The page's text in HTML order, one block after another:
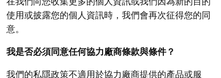
使用或披露您的個人資訊時，我們會再次征得您的同
意。
我是否必須同意任何協力廠商條款與條件？
我們的私隱政策不適用於協力廠商提供的產品或服